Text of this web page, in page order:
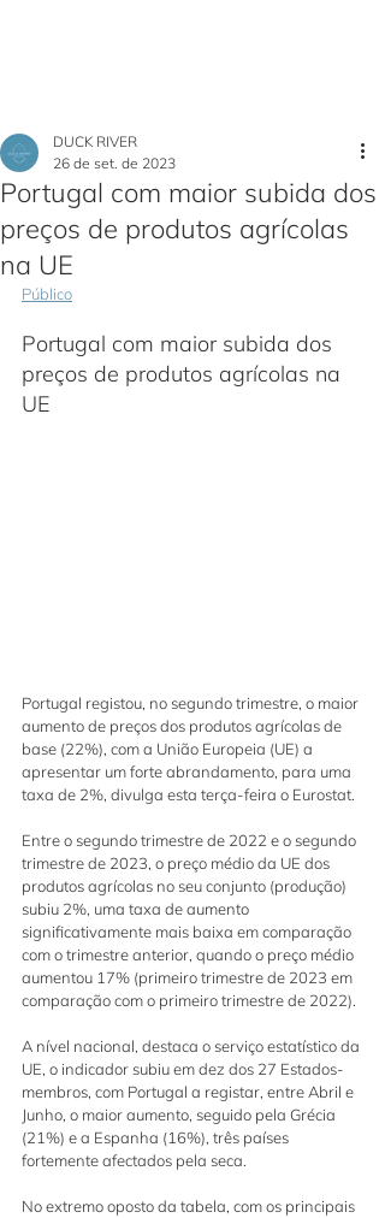
Portugal com maior subida dos
preços de produtos agrícolas
na UE
DUCK RIVER
26 de set. de 2023
Público
Portugal com maior subida dos
preços de produtos agrícolas na
UE
Portugal registou, no segundo trimestre, o maior
aumento de preços dos produtos agrícolas de
base (22%), com a União Europeia (UE) a
apresentar um forte abrandamento, para uma
taxa de 2%, divulga esta terça-feira o Eurostat.
Entre o segundo trimestre de 2022 e o segundo
trimestre de 2023, o preço médio da UE dos
produtos agrícolas no seu conjunto (produção)
subiu 2%, uma taxa de aumento
significativamente mais baixa em comparação
com o trimestre anterior, quando o preço médio
aumentou 17% (primeiro trimestre de 2023 em
comparação com o primeiro trimestre de 2022).
A nível nacional, destaca o serviço estatístico da
UE, o indicador subiu em dez dos 27 Estados-
membros, com Portugal a registar, entre Abril e
Junho, o maior aumento, seguido pela Grécia
(21%) e a Espanha (16%), três países
fortemente afectados pela seca.
No extremo oposto da tabela, com os principais